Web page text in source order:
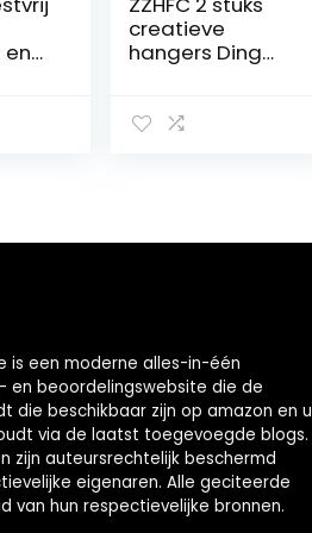
creatieve
hangers Ding
auto, grappig,
hangen,
is een moderne alles-in-één
en beoordelingswebsite die de
die beschikbaar zijn op amazon en u
via de laatst toegevoegde blogs.
zijn auteursrechtelijk beschermd
eigenaren. Alle geciteerde
van hun respectievelijke bronnen.